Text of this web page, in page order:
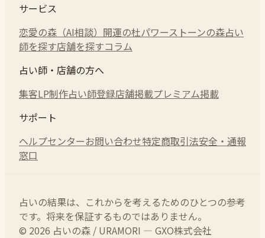
サービス
恋愛の森（AI相談） 開運の杜パワーストーンの森占い
師を探す店舗を探すコラム
占い師・店舗の方へ
集客LP制作占い師登録店舗掲載プレミアム掲載
サポート
ヘルプセンターお問い合わせ特定商取引法安全・通報
窓口
占いの結果は、これからを考えるためのひとつの参考
です。将来を保証するものではありません。
© 2026 占いの森 / URAMORI — GXO株式会社